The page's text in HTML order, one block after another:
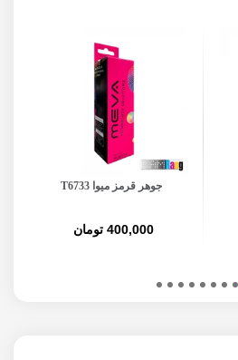
جوهر قرمز میوا T6733
400,000 تومان